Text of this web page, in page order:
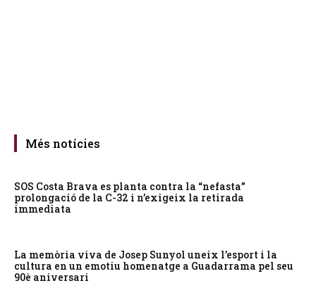
Més notícies
SOS Costa Brava es planta contra la “nefasta”
prolongació de la C-32 i n’exigeix la retirada
immediata
La memòria viva de Josep Sunyol uneix l’esport i la
cultura en un emotiu homenatge a Guadarrama pel seu
90è aniversari